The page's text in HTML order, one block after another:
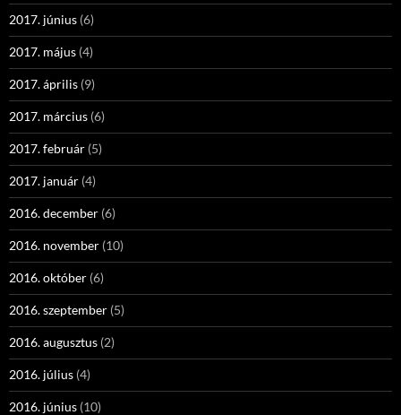
2017. június (6)
2017. május (4)
2017. április (9)
2017. március (6)
2017. február (5)
2017. január (4)
2016. december (6)
2016. november (10)
2016. október (6)
2016. szeptember (5)
2016. augusztus (2)
2016. július (4)
2016. június (10)